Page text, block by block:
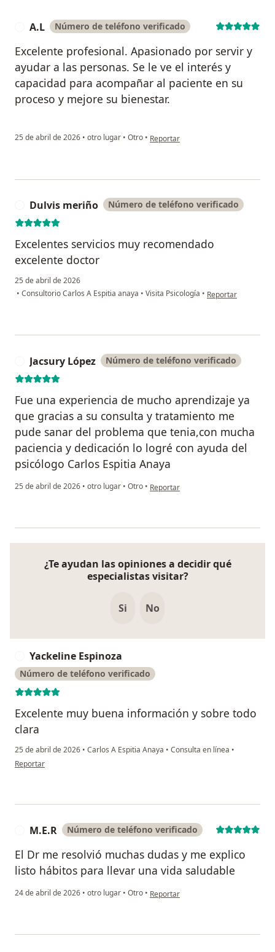
A.L Número de teléfono verificado
Excelente profesional. Apasionado por servir y
ayudar a las personas. Se le ve el interés y
capacidad para acompañar al paciente en su
proceso y mejore su bienestar.
25 de abril de 2026 • otro lugar • Otro • en opinión del usuario A.L
Reportar
Dulvis meriño Número de teléfono verificado
Excelentes servicios muy recomendado
excelente doctor
25 de abril de 2026
• Consultorio Carlos A Espitia anaya • Visita Psicología • en opinión del
Reportar
Jacsury López Número de teléfono verificado
Fue una experiencia de mucho aprendizaje ya
que gracias a su consulta y tratamiento me
pude sanar del problema que tenia,con mucha
paciencia y dedicación lo logré con ayuda del
psicólogo Carlos Espitia Anaya
25 de abril de 2026 • otro lugar • Otro • en opinión del usuario Jacsury López
Reportar
¿Te ayudan las opiniones a decidir qué
especialistas visitar?
Si No
Yackeline Espinoza
Número de teléfono verificado
Excelente muy buena información y sobre todo
clara
25 de abril de 2026 • Carlos A Espitia Anaya • Consulta en línea •
en opinión del usuario Yackeline Espinoza
Reportar
M.E.R Número de teléfono verificado
El Dr me resolvió muchas dudas y me explico
listo hábitos para llevar una vida saludable
24 de abril de 2026 • otro lugar • Otro • en opinión del usuario M.E.R
Reportar